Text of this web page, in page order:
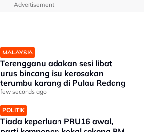
Advertisement
MALAYSIA
Terengganu adakan sesi libat
urus bincang isu kerosakan
terumbu karang di Pulau Redang
few seconds ago
POLITIK
Tiada keperluan PRU16 awal,